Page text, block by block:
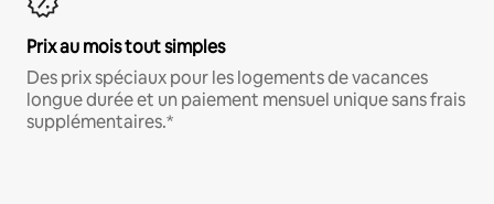
Prix au mois tout simples
Des prix spéciaux pour les logements de vacances
longue durée et un paiement mensuel unique sans frais
supplémentaires.*